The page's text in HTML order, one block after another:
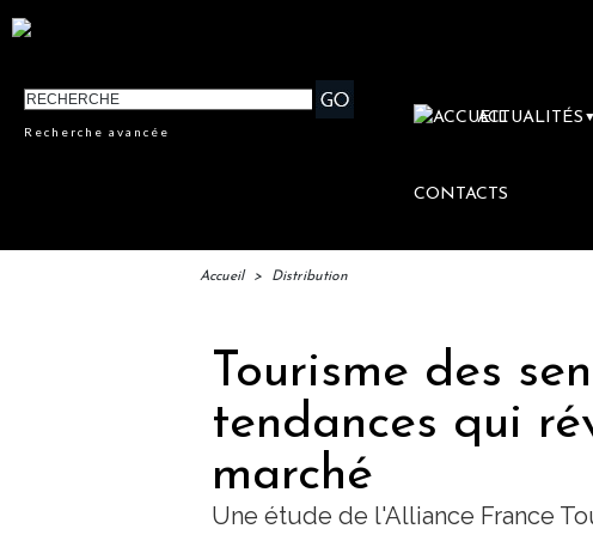
Recherche avancée
ACTUALITÉS ▼
CONTACTS
Accueil > Distribution
Tourisme des
tendances qui
marché
Une étude de l'Alliance France